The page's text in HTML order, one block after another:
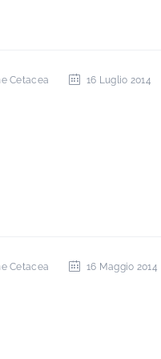
Cetacea 16 Luglio 2014
Cetacea 16 Maggio 2014